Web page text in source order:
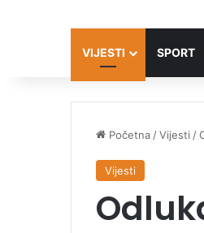
VIJESTI SPORT
Početna /Vijesti /
Vijesti